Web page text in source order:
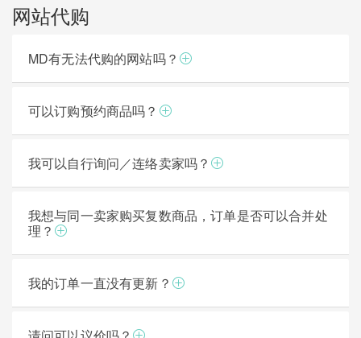
网站代购
MD有无法代购的网站吗？
可以订购预约商品吗？
我可以自行询问／连络卖家吗？
我想与同一卖家购买复数商品，订单是否可以合并处
理？
我的订单一直没有更新？